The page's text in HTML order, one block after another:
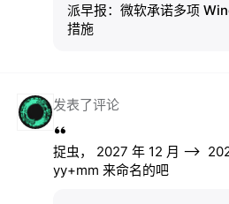
派早报：微软承诺多项
措施
发表了评论
捉虫， 2027 年 12 月 -->
yy+mm 来命名的吧